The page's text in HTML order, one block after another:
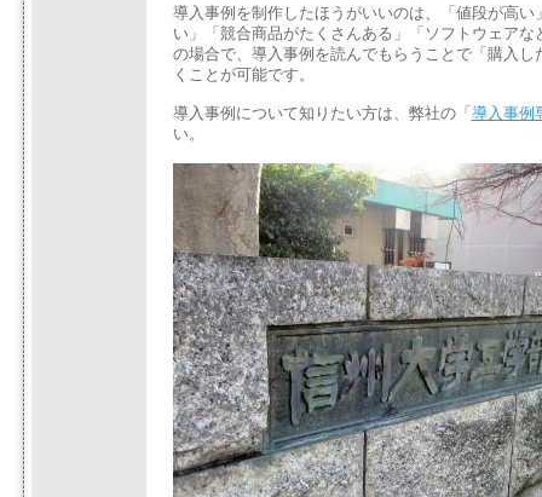
導入事例を制作したほうがいいのは、「値段が高い
い」「競合商品がたくさんある」「ソフトウェア
の場合で、導入事例を読んでもらうことで「購入し
くことが可能です。
導入事例について知りたい方は、弊社の「 導入事例
い。